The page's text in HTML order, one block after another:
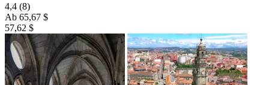
4,4 (8)
Ab 65,67 $
57,62 $